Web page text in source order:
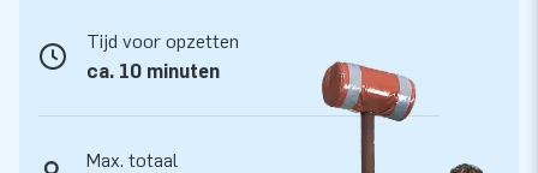
JB gaat voor kwaliteit
JB kussens zijn op meerdere punten verstevigd en
meervoudig gestikt en zijn gemaakt van sterk, hoge kwaliteit
PVC. Ze zijn daardoor duurzaam en ook nog eens eenvoudig
Tijd voor opzetten
ca. 10 minuten
Max. totaal